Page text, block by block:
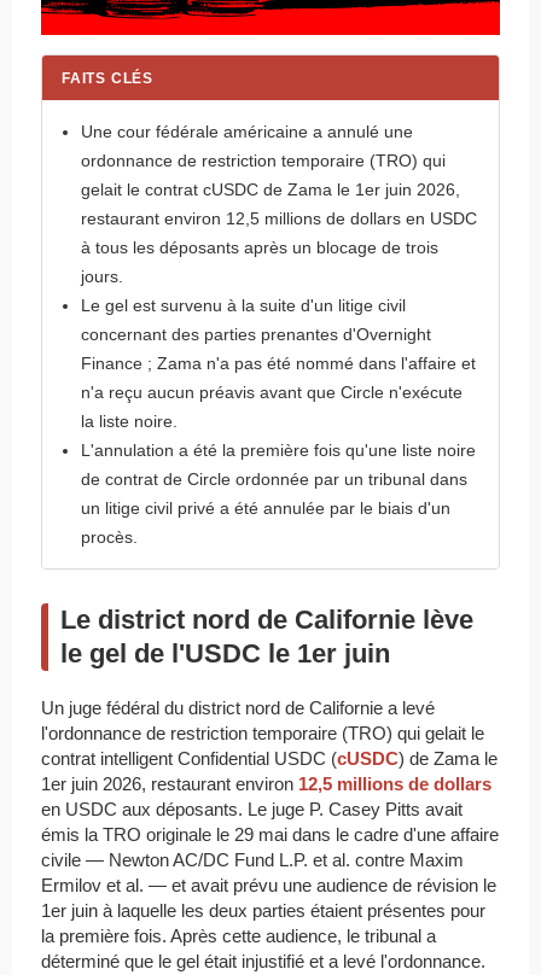
FAITS CLÉS
Une cour fédérale américaine a annulé une
ordonnance de restriction temporaire (TRO) qui
gelait le contrat cUSDC de Zama le 1er juin 2026,
restaurant environ 12,5 millions de dollars en USDC
à tous les déposants après un blocage de trois
jours.
Le gel est survenu à la suite d'un litige civil
concernant des parties prenantes d'Overnight
Finance ; Zama n'a pas été nommé dans l'affaire et
n'a reçu aucun préavis avant que Circle n'exécute
la liste noire.
L'annulation a été la première fois qu'une liste noire
de contrat de Circle ordonnée par un tribunal dans
un litige civil privé a été annulée par le biais d'un
procès.
Le district nord de Californie lève
le gel de l'USDC le 1er juin
Un juge fédéral du district nord de Californie a levé
l'ordonnance de restriction temporaire (TRO) qui gelait le
contrat intelligent Confidential USDC (cUSDC) de Zama le
1er juin 2026, restaurant environ 12,5 millions de dollars
en USDC aux déposants. Le juge P. Casey Pitts avait
émis la TRO originale le 29 mai dans le cadre d'une affaire
civile — Newton AC/DC Fund L.P. et al. contre Maxim
Ermilov et al. — et avait prévu une audience de révision le
1er juin à laquelle les deux parties étaient présentes pour
la première fois. Après cette audience, le tribunal a
déterminé que le gel était injustifié et a levé l'ordonnance.